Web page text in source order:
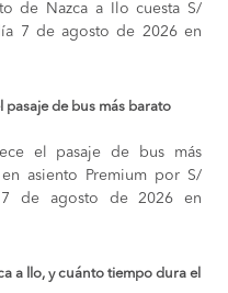
de Nazca a Ilo cuesta S/
7 de agosto de 2026 en
pasaje de bus más barato
el pasaje de bus más
asiento Premium por S/
de agosto de 2026 en
a Ilo, y cuánto tiempo dura el